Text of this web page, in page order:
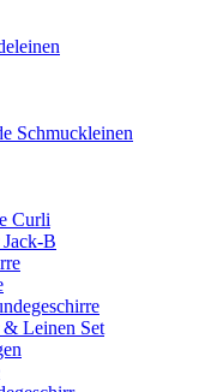
Schmuckleinen
Curli
B
Leinen Set